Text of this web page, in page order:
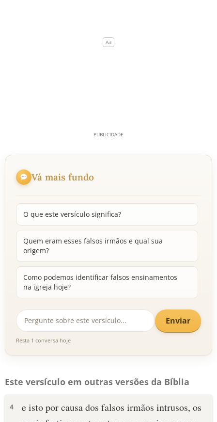
Vá mais fundo
O que este versículo significa?
Quem eram esses falsos irmãos e qual sua
origem?
Como podemos identificar falsos ensinamentos
na igreja hoje?
Enviar
Resta 1 conversa hoje
Este versículo em outras versões da Bíblia
4
e isto por causa dos falsos irmãos intrusos, os